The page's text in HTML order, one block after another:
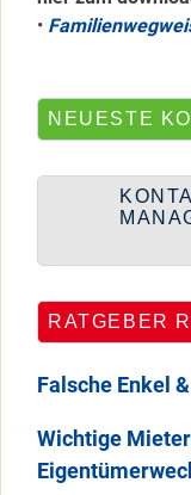
•
NEUESTE
RATGEBER
Falsche Enkel
Wichtige